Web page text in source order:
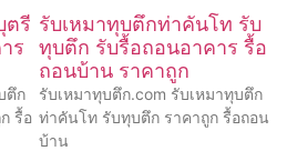
ตรี
ร
ตึก
รื้อ
รับเหมาทุบตึกท่าคันโท รับ
ทุบตึก รับรื้อถอนอาคาร รื้อ
ถอนบ้าน ราคาถูก
รับเหมาทุบตึก.com รับเหมาทุบตึก
ท่าคันโท รับทุบตึก ราคาถูก รื้อถอน
บ้าน